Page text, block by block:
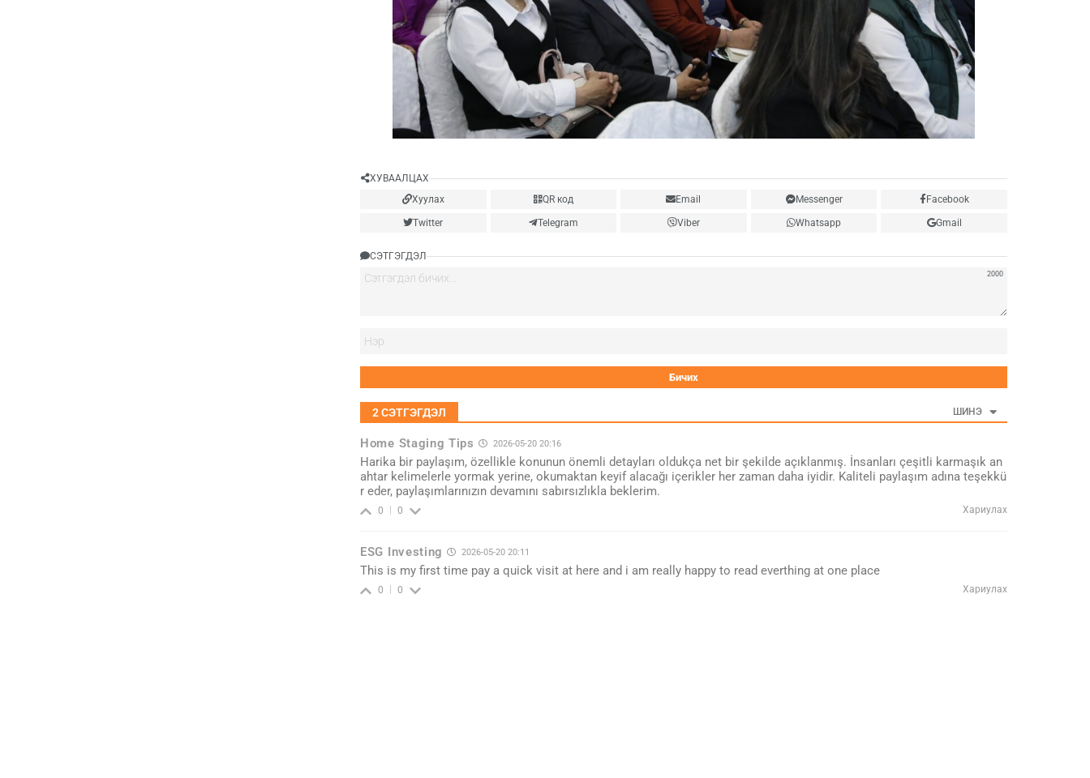
ХУВААЛЦАХ
Хуулах
QR код Email Messenger Facebook
Twitter Telegram Viber Whatsapp Gmail
СЭТГЭГДЭЛ
2000
2СЭТГЭГДЭЛ ШИНЭ
Home Staging Tips 2026-05-20 20:16
Harika bir paylaşım, özellikle konunun önemli detayları oldukça net bir şekilde açıklanmış. İnsanları çeşitli karmaşık an
ahtar kelimelerle yormak yerine, okumaktan keyif alacağı içerikler her zaman daha iyidir. Kaliteli paylaşım adına teşekkü
r eder, paylaşımlarınızın devamını sabırsızlıkla beklerim.
0 0 Хариулах
ESG Investing 2026-05-20 20:11
This is my first time pay a quick visit at here and i am really happy to read everthing at one place
0 0 Хариулах